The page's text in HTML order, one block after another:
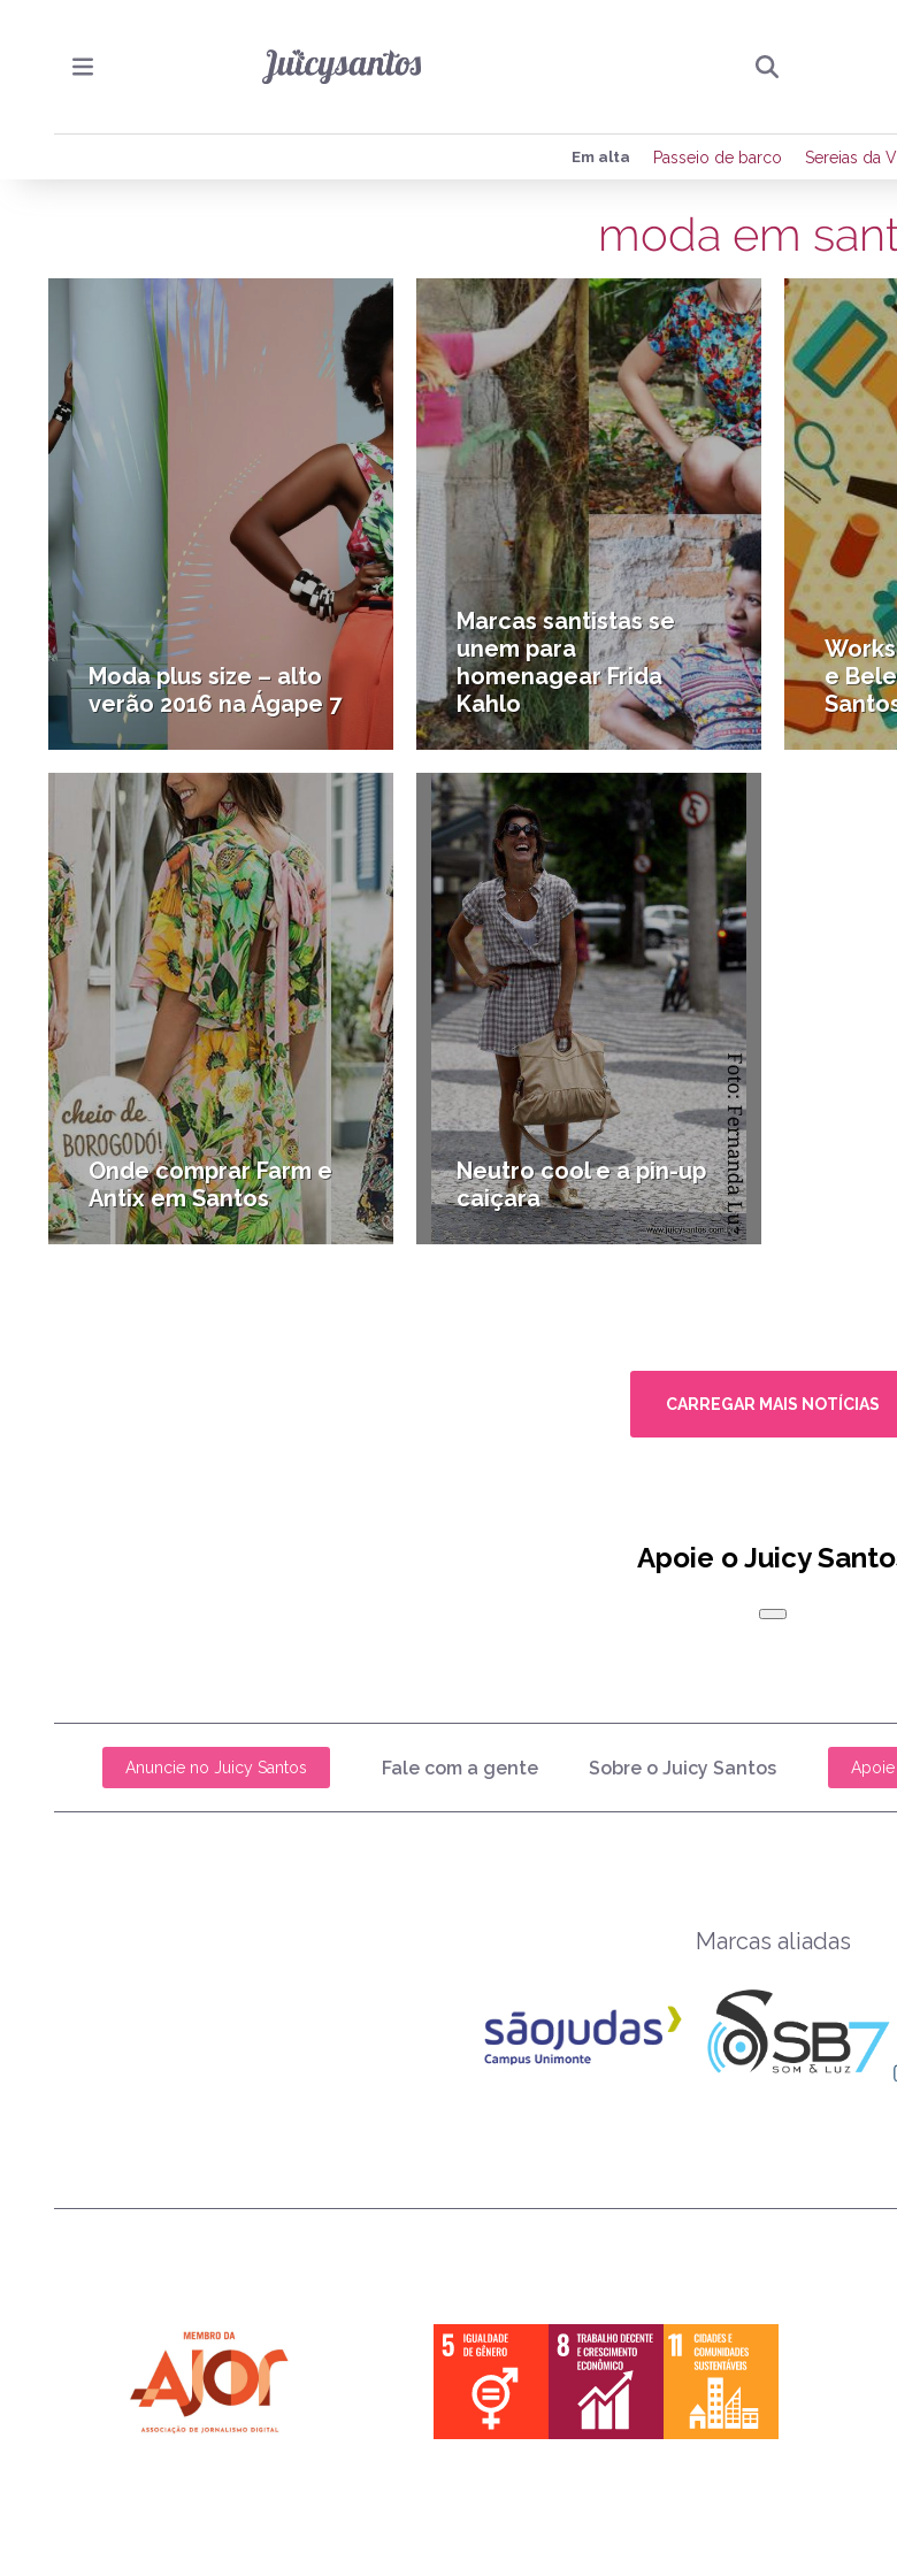
Preencha seus dados para
de eventos e notícias da região.
Quero
Em alta Passeio de barco Sereias da
moda em
Moda plus size – alto
verão 2016 na Ágape 7
Marcas santistas se
unem para
homenagear Frida
Kahlo
e
13/08/2015
Onde comprar Farm e
Antix em Santos
8/03/2011
Neutro cool e a pin-up
caiçara
CARREGAR MAIS NOTÍCIAS
Apoie o Juicy
Anuncie no Juicy Santos Fale com a gente Sobre o Juicy Santos
Marcas aliadas